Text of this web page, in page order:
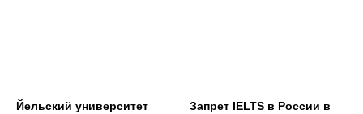
Йельский университет
Запрет IELTS в России в